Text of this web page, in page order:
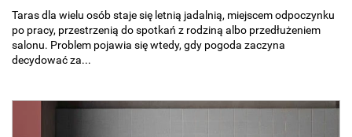
Taras dla wielu osób staje się letnią jadalnią, miejscem odpoczynku
po pracy, przestrzenią do spotkań z rodziną albo przedłużeniem
salonu. Problem pojawia się wtedy, gdy pogoda zaczyna
decydować za...